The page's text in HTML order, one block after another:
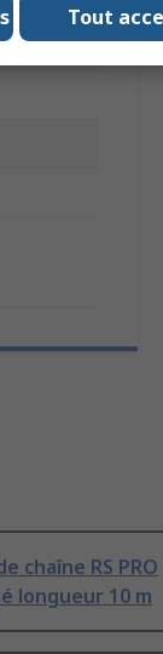
chaîne RS PRO
longueur 10 m
Tout